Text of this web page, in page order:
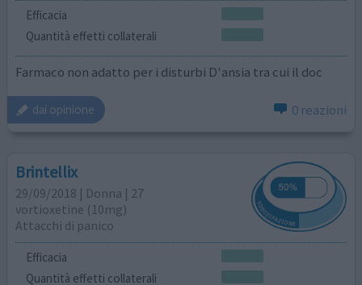
Efficacia
Quantità effetti collaterali
Farmaco non adatto per i disturbi D'ansia tra cui il doc
dai opinione 0 reazioni
Brintellix
29/09/2018 | Donna | 27
vortioxetine (10mg)
Attacchi di panico
Efficacia
Quantità effetti collaterali